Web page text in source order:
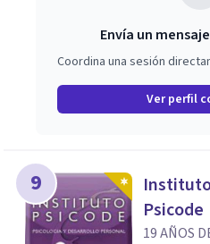
Envía un
Coordina una sesión
Ver perfil
9
Psicode
19 AÑOS